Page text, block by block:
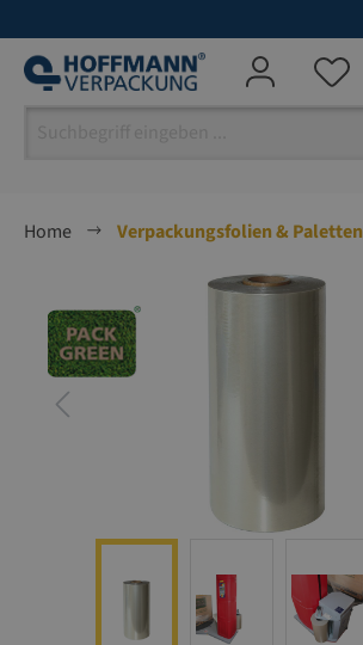
Home
Verpackungsfolien & Paletten
Bildergalerie überspringen